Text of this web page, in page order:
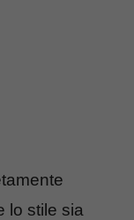
lo stile sia